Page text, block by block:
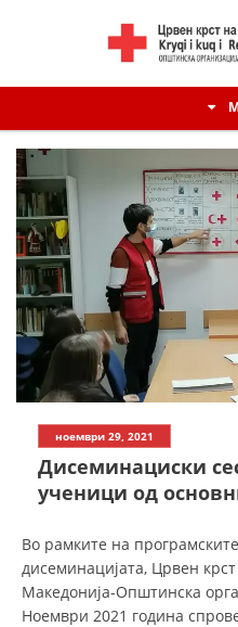
ноември 29, 2021
Дисеминациски
ученици од
Во рамките на
дисеминацијата, Црвен
Македонија-Општинска
Ноември 2021 година